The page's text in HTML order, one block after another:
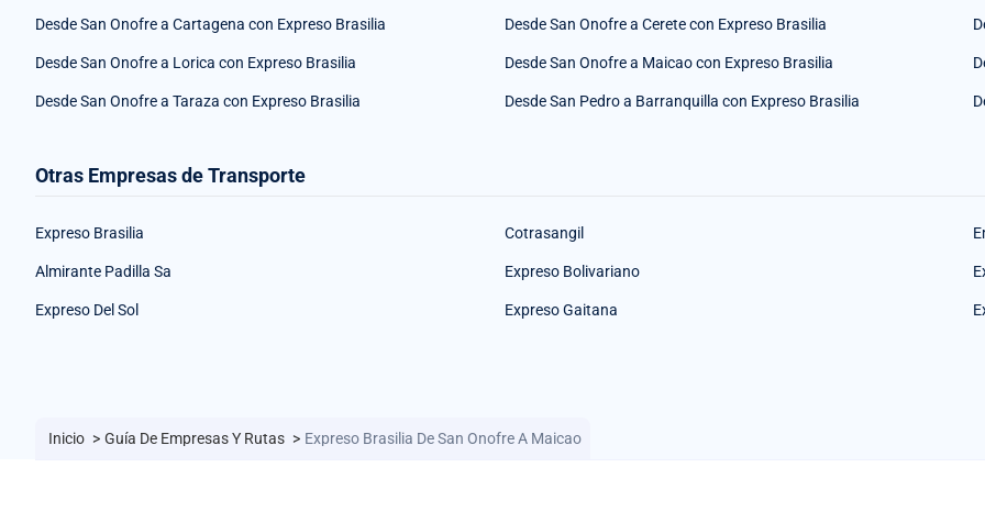
Desde San Onofre a Cartagena con Expreso Brasilia Desde San Onofre a Cerete con Expreso Brasilia
Desde San Onofre a Lorica con Expreso Brasilia Desde San Onofre a Maicao con Expreso Brasilia
Desde San Onofre a Taraza con Expreso Brasilia Desde San Pedro a Barranquilla con Expreso Brasilia
Otras Empresas de Transporte
Expreso Brasilia Cotrasangil
Almirante Padilla Sa Expreso Bolivariano
Expreso Del Sol Expreso Gaitana
Inicio > Guía De Empresas Y Rutas > Expreso Brasilia De San Onofre A Maicao